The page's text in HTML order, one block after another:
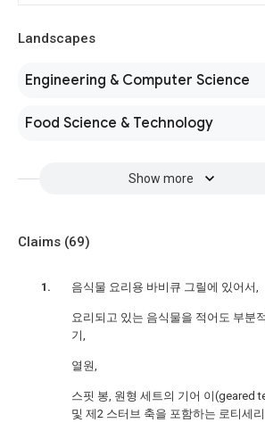
Landscapes
Engineering & Computer Science
Food Science & Technology
Show more
Claims (69)
음식물 요리용 바비큐 그릴에 있어서,
요리되고 있는 음식물을 적어도 부분
기,
열원,
스핏 봉, 원형 세트의 기어 이(geared
및 제2 스터브 축을 포함하는 로티세